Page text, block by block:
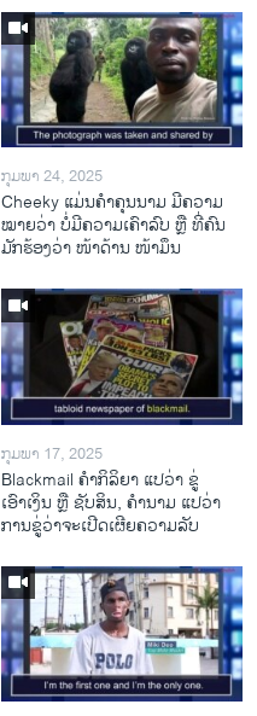
ກຸມພາ 24, 2025
Cheeky ແມ່ນຄໍາຄຸນນາມ ມີຄວາມ
ໝາຍວ່າ ບໍ່ມີຄວາມເຄົາລົບ ຫຼື ທີ່ຄົນ
ມັກຮ້ອງວ່າ ໜ້າດ້ານ ໜ້າມຶນ
ກຸມພາ 17, 2025
Blackmail ຄໍາກິລິຍາ ແປວ່າ ຂູ່
ເອົາເງິນ ຫຼື ຊັບສິນ, ຄໍານາມ ແປວ່າ
ການຂູ່ວ່າຈະເປີດເຜີຍຄວາມລັບ